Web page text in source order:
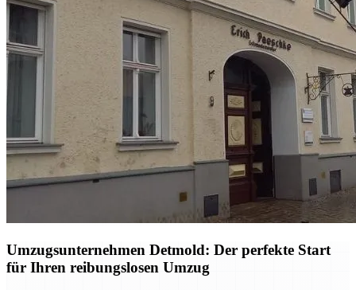
Umzugsunternehmen Detmold: Der perfekte Start
für Ihren reibungslosen Umzug